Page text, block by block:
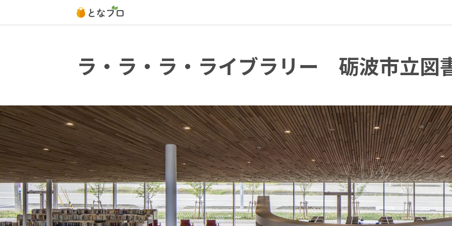
ラ・ラ・ラ・ライブラリー 砺波市立図